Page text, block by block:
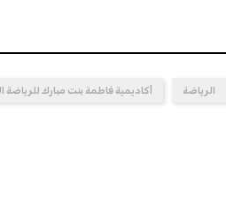
الرياضة أكاديمية فاطمة بنت مبارك للرياضة